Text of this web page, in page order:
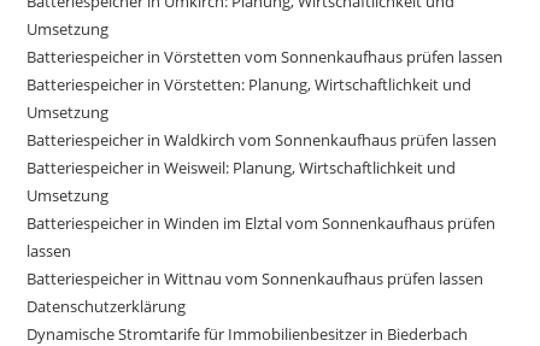
Umsetzung
Batteriespeicher in Vörstetten vom Sonnenkaufhaus prüfen lassen
Batteriespeicher in Vörstetten: Planung, Wirtschaftlichkeit und
Umsetzung
Batteriespeicher in Waldkirch vom Sonnenkaufhaus prüfen lassen
Batteriespeicher in Weisweil: Planung, Wirtschaftlichkeit und
Umsetzung
Batteriespeicher in Winden im Elztal vom Sonnenkaufhaus prüfen
lassen
Batteriespeicher in Wittnau vom Sonnenkaufhaus prüfen lassen
Datenschutzerklärung
Dynamische Stromtarife für Immobilienbesitzer in Biederbach